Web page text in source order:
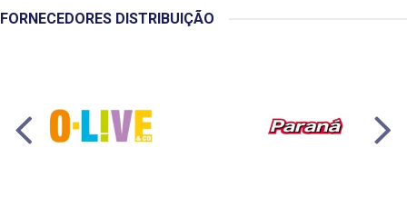
FORNECEDORES DISTRIBUIÇÃO